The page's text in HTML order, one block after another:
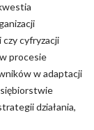
cyfryzacji
procesie
w adaptacji
działania,